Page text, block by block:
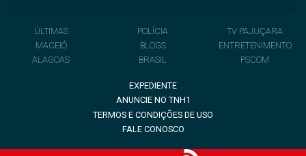
ÚLTIMAS
MACEIÓ
ALAGOAS
POLÍCIA
BLOGS
BRASIL
TV PAJUÇARA
ENTRETENIMENTO
PSCOM
EXPEDIENTE
ANUNCIE NO TNH1
TERMOS E CONDIÇÕES DE USO
FALE CONOSCO